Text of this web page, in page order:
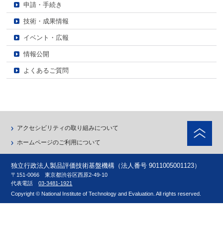
申請・手続き
技術・成果情報
イベント・広報
情報公開
よくあるご質問
アクセシビリティの取り組みについて
ホームページのご利用について
独立行政法人製品評価技術基盤機構（法人番号 9011005001123）
〒151-0066 東京都渋谷区西原2-49-10
代表電話03-3481-1921
Copyright © National Institute of Technology and Evaluation. All rights reserved.